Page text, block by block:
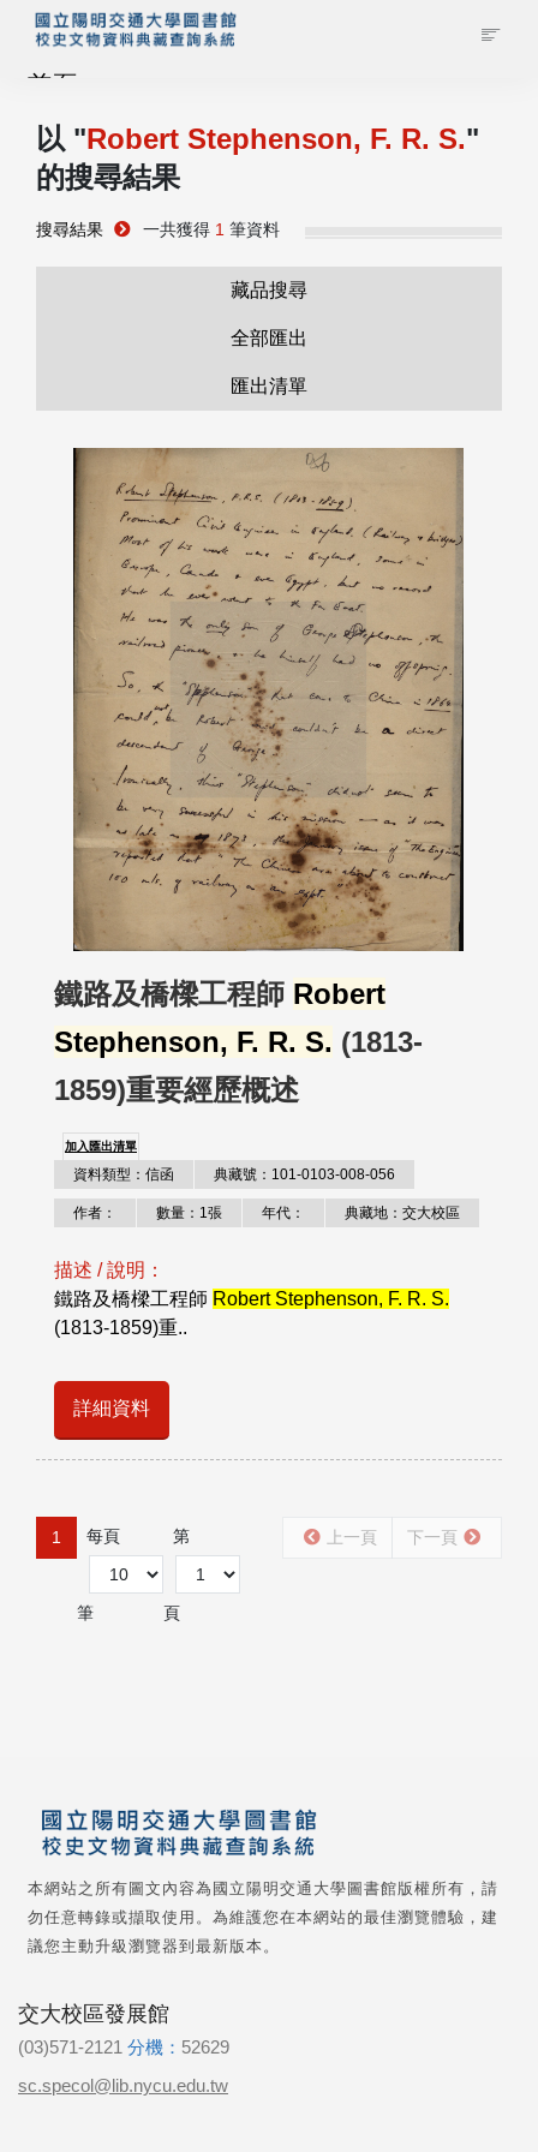
首頁
藏品查詢
校史館簡介
管理者登入
以 "Robert Stephenson, F. R. S."
的搜尋結果
搜尋結果 一共獲得 1 筆資料
藏品搜尋
全部匯出
匯出清單
鐵路及橋樑工程師 Robert
Stephenson, F. R. S. (1813-
1859)重要經歷概述
加入匯出清單
資料類型：信函 典藏號：101-0103-008-056
作者： 數量：1張 年代： 典藏地：交大校區
描述 / 說明：
鐵路及橋樑工程師 Robert Stephenson, F. R. S.
(1813-1859)重..
詳細資料
1 每頁
筆
第
頁
上一頁 下一頁
本網站之所有圖文內容為國立陽明交通大學圖書館版權所有，請
勿任意轉錄或擷取使用。為維護您在本網站的最佳瀏覽體驗，建
議您主動升級瀏覽器到最新版本。
交大校區發展館
(03)571-2121 分機： 52629
sc.specol@lib.nycu.edu.tw